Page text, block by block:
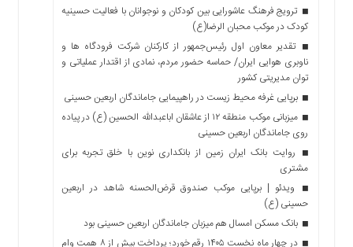
ترویج فرهنگ عاشورایی بین کودکان و نوجوانان با فعالیت حسینیه
کودک در موکب محبان الرضا(ع)
تقدیر معاون اول رئیس‌جمهور از کارکنان شرکت فرودگاه ها و
ناوبری هوایی ایران/ حماسه حضور مردم، نمادی از اقتدار عملیاتی و
توان مدیریتی کشور
برپایی غرفه محیط زیست در راهپیمایی جاماندگان اربعین حسینی
میزبانی موکب منطقه ۱۲ از عاشقان اباعبدالله الحسین (ع) در پیاده
روی جاماندگان اربعین حسینی
روایت بانک ایران زمین از بانکداری نوین با خلق تجربه برای
مشتری
ویدئو | برپایی موکب صندوق قرض‌الحسنه شاهد در اربعین
حسینی (ع)
بانک مسکن امسال هم میزبان جاماندگان اربعین حسینی بود
در چهار ماه نخست ۱۴۰۵ رقم خورد؛ پرداخت بیش از ۸ همت وام